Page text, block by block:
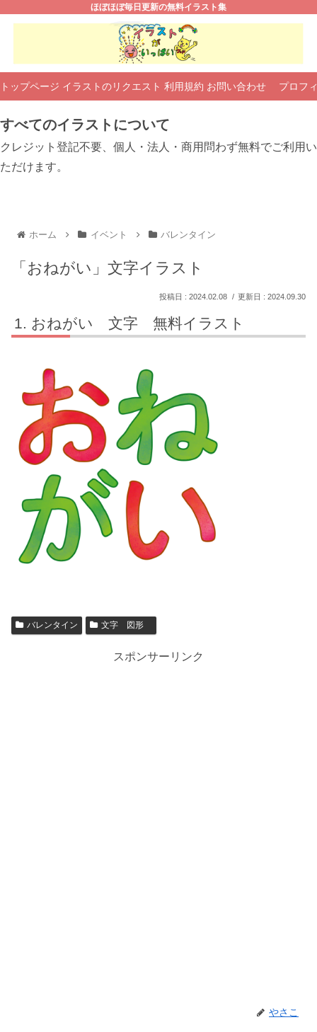
ほぼほぼ毎日更新の無料イラスト集
トップページ イラストのリクエスト 利用規約 お問い合わせ プロフ
すべてのイラストについて
クレジット登記不要、個人・法人・商用問わず無料でご利用い
ただけます。
ホーム イベント バレンタイン
「おねがい」文字イラスト
2024.02.08 2024.09.30
おねがい 文字 無料イラスト
バレンタイン 文字 図形
スポンサーリンク
やさこ